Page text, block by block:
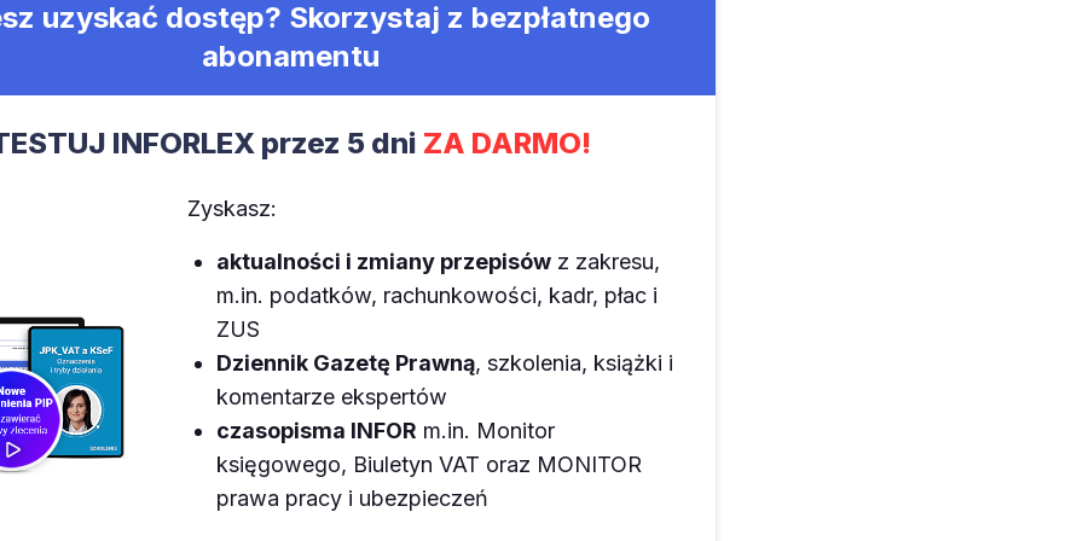
uzyskać dostęp? Skorzystaj z bezpłatnego
abonamentu
INFORLEX przez 5 dni ZA DARMO!
Zyskasz:
aktualności i zmiany przepisówz zakresu,
m.in. podatków, rachunkowości, kadr, płac i
ZUS
Dziennik Gazetę Prawną, szkolenia, książki i
komentarze ekspertów
czasopisma INFOR m.in. Monitor
księgowego, Biuletyn VAT oraz MONITOR
prawa pracy i ubezpieczeń